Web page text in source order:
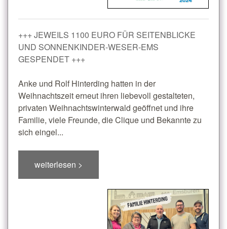
+++ JEWEILS 1100 EURO FÜR SEITENBLICKE
UND SONNENKINDER-WESER-EMS
GESPENDET +++
Anke und Rolf Hinterding hatten in der
Weihnachtszeit erneut ihren liebevoll gestalteten,
privaten Weihnachtswinterwald geöffnet und ihre
Familie, viele Freunde, die Clique und Bekannte zu
sich eingel...
weiterlesen >